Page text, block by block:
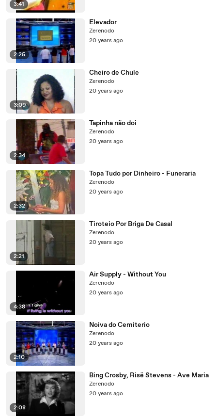
3:41
2:25
Elevador
Zerenodo
20 years ago
3:09
Cheiro de Chule
Zerenodo
20 years ago
2:34
Tapinha não doi
Zerenodo
20 years ago
2:32
Topa Tudo por Dinheiro - Funeraria
Zerenodo
20 years ago
2:21
Tiroteio Por Briga De Casal
Zerenodo
20 years ago
4:38
Air Supply - Without You
Zerenodo
20 years ago
2:10
Noiva do Cemiterio
Zerenodo
20 years ago
2:08
Bing Crosby, Risë Stevens - Ave Maria
Zerenodo
20 years ago